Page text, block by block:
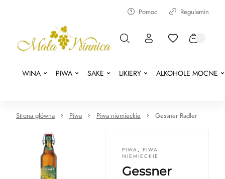
Pomoc Regulamin
WINA PIWA SAKE LIKIERY ALKOHOLE MOCNE
Strona główna Piwa Piwa niemieckie Gessner Radler
PIWA , PIWA
NIEMIECKIE
Gessner